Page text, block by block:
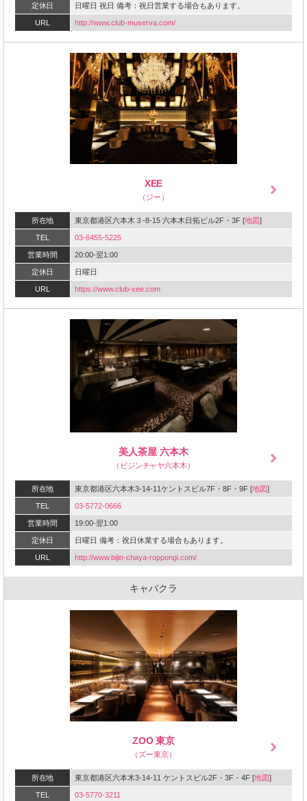
定休日 日曜日 祝日 備考：祝日営業する場合もあります。
URL http://www.club-muserva.com/‎
XEE
（ジー）
所在地 東京都港区六本木３-8-15 六本木日拓ビル2F・3F [地図]
TEL 03-6455-5225
営業時間 20:00-翌1:00
定休日 日曜日
URL https://www.club-xee.com‎
美人茶屋 六本木
（ビジンチャヤ六本木）
所在地 東京都港区六本木3-14-11ケントスビル7F・8F・9F [地図]
TEL 03-5772-0666
営業時間 19:00-翌1:00
定休日 日曜日 備考：祝日休業する場合もあります。
URL http://www.bijin-chaya-roppongi.com/‎
キャバクラ
ZOO 東京
（ズー東京）
所在地 東京都港区六本木3-14-11 ケントスビル2F・3F・4F [地図 ]
TEL 03-5770-3211